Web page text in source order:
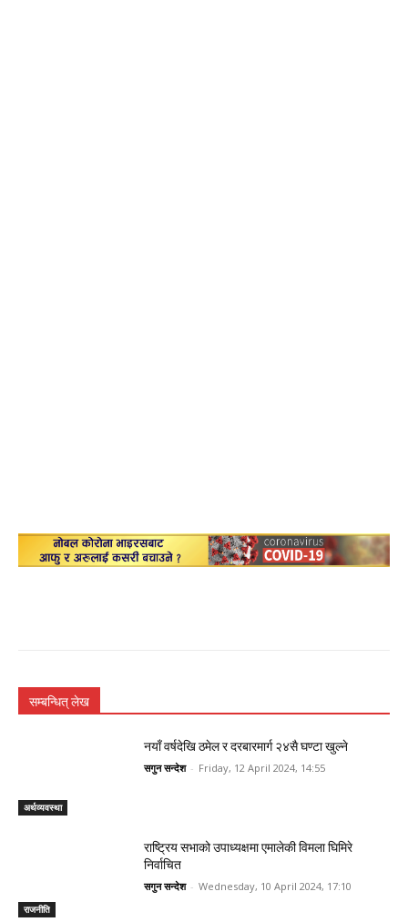
सम्बन्धित् लेख
अर्थव्यवस्था
नयाँ वर्षदेखि ठमेल र दरबारमार्ग २४सै घण्टा खुल्ने
सगुन सन्देश - Friday, 12 April 2024, 14:55
राजनीति
राष्ट्रिय सभाको उपाध्यक्षमा एमालेकी विमला घिमिरे
निर्वाचित
सगुन सन्देश - Wednesday, 10 April 2024, 17:10